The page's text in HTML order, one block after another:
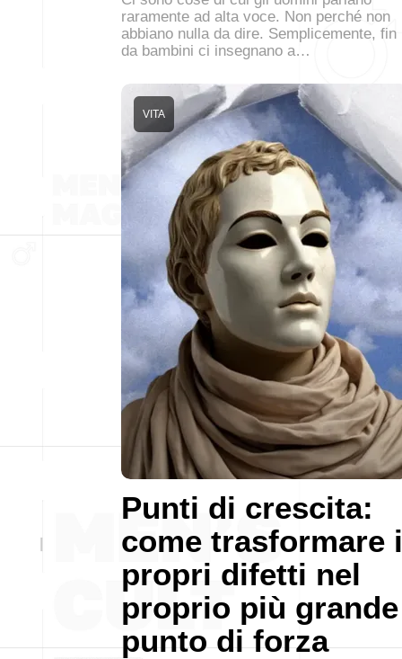
raramente ad alta voce. Non perché non
abbiano nulla da dire. Semplicemente, fin
da bambini ci insegnano a…
Punti di crescita:
come trasformare i
propri difetti nel
proprio più grande
punto di forza
VITA